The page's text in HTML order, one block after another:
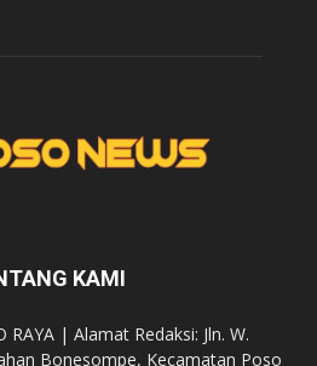
KAMI
RAYA | Alamat Redaksi: Jln. W.
Bonesompe, Kecamatan Poso